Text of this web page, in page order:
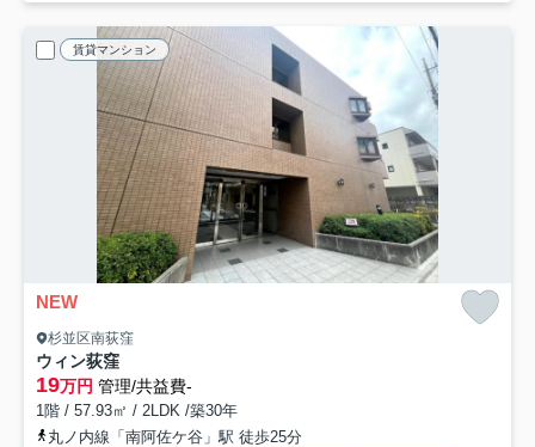
賃貸マンション
NEW
杉並区南荻窪
ウィン荻窪
19万円 管理/共益費-
1階 / 57.93㎡ / 2LDK /築30年
丸ノ内線「南阿佐ケ谷」駅 徒歩25分